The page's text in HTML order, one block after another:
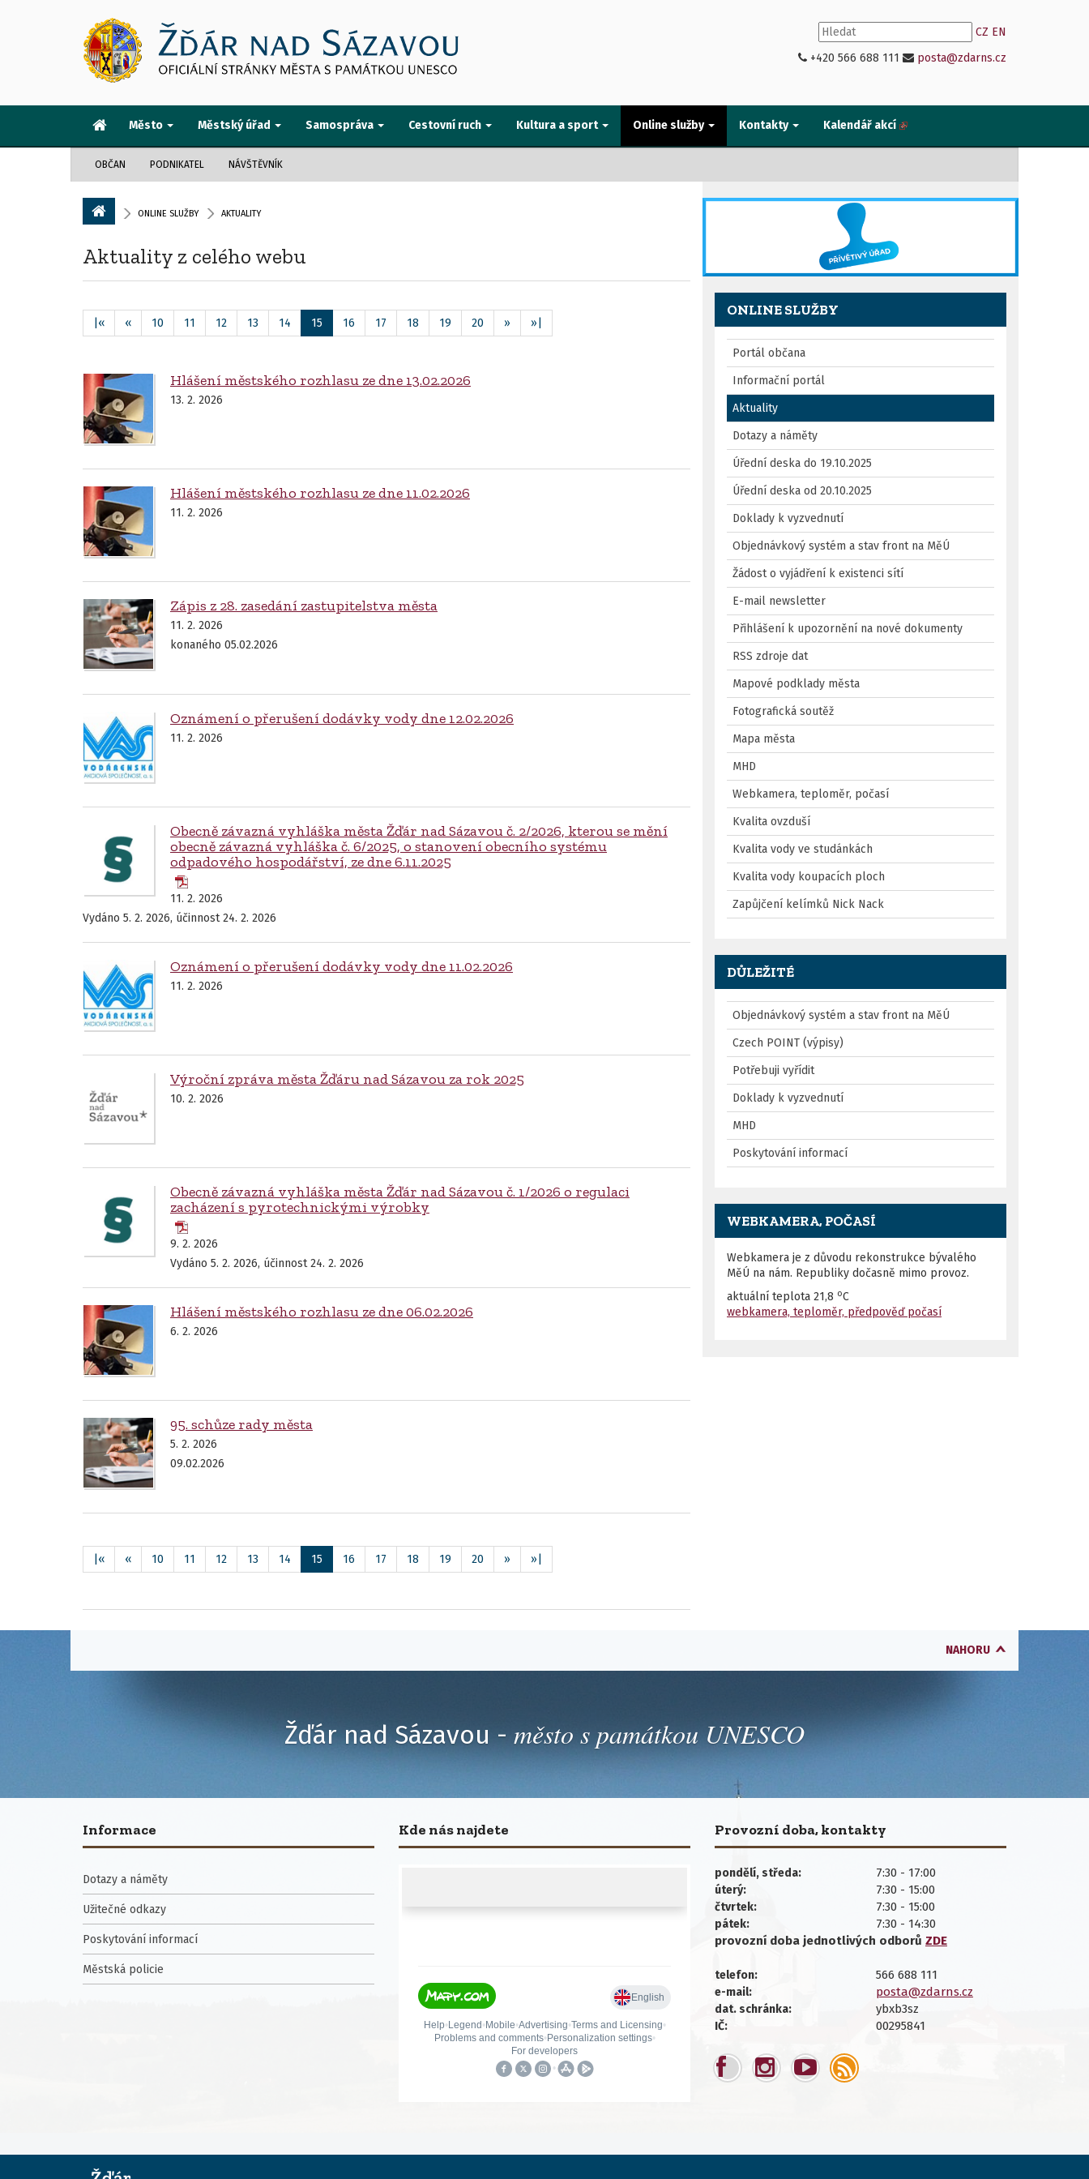
CZ EN
+420 566 688 111
posta@zdarns.cz
Město Městský úřad Samospráva Cestovní ruch Kultura a sport Online služby Kontakty Kalendář akcí
OBČAN PODNIKATEL NÁVŠTĚVNÍK
ONLINE SLUŽBY AKTUALITY
Aktuality z celého webu
|« « 10 11 12 13 14 15 16 17 18 19 20 » »|
Hlášení městského rozhlasu ze dne 13.02.2026
13. 2. 2026
Hlášení městského rozhlasu ze dne 11.02.2026
11. 2. 2026
Zápis z 28. zasedání zastupitelstva města
11. 2. 2026
konaného 05.02.2026
Oznámení o přerušení dodávky vody dne 12.02.2026
11. 2. 2026
Obecně závazná vyhláška města Žďár nad Sázavou č. 2/2026, kterou se mění
obecně závazná vyhláška č. 6/2025, o stanovení obecního systému
odpadového hospodářství, ze dne 6.11.2025
11. 2. 2026
Vydáno 5. 2. 2026, účinnost 24. 2. 2026
Oznámení o přerušení dodávky vody dne 11.02.2026
11. 2. 2026
Výroční zpráva města Žďáru nad Sázavou za rok 2025
10. 2. 2026
Obecně závazná vyhláška města Žďár nad Sázavou č. 1/2026 o regulaci
zacházení s pyrotechnickými výrobky
9. 2. 2026
Vydáno 5. 2. 2026, účinnost 24. 2. 2026
Hlášení městského rozhlasu ze dne 06.02.2026
6. 2. 2026
95. schůze rady města
5. 2. 2026
09.02.2026
|« « 10 11 12 13 14 15 16 17 18 19 20 » »|
ONLINE SLUŽBY
Portál občana
Informační portál
Aktuality
Dotazy a náměty
Úřední deska do 19.10.2025
Úřední deska od 20.10.2025
Doklady k vyzvednutí
Objednávkový systém a stav front na MěÚ
Žádost o vyjádření k existenci sítí
E-mail newsletter
Přihlášení k upozornění na nové dokumenty
RSS zdroje dat
Mapové podklady města
Fotografická soutěž
Mapa města
MHD
Webkamera, teploměr, počasí
Kvalita ovzduší
Kvalita vody ve studánkách
Kvalita vody koupacích ploch
Zapůjčení kelímků Nick Nack
DŮLEŽITÉ
Objednávkový systém a stav front na MěÚ
Czech POINT (výpisy)
Potřebuji vyřídit
Doklady k vyzvednutí
MHD
Poskytování informací
WEBKAMERA, POČASÍ
Webkamera je z důvodu rekonstrukce bývalého
MěÚ na nám. Republiky dočasně mimo provoz.
aktuální teplota 21,8 oC
webkamera, teploměr, předpověď počasí
NAHORU
Žďár nad Sázavou - město s památkou UNESCO
Informace
Dotazy a náměty
Užitečné odkazy
Poskytování informací
Městská policie
Provozní doba, kontakty
pondělí, středa: 7:30 - 17:00
úterý: 7:30 - 15:00
čtvrtek: 7:30 - 15:00
pátek:
7:30 - 14:30
provozní doba jednotlivých odborů ZDE
telefon: 566 688 111
e-mail: posta@zdarns.cz
dat. schránka: ybxb3sz
IČ: 00295841
Kde nás najdete